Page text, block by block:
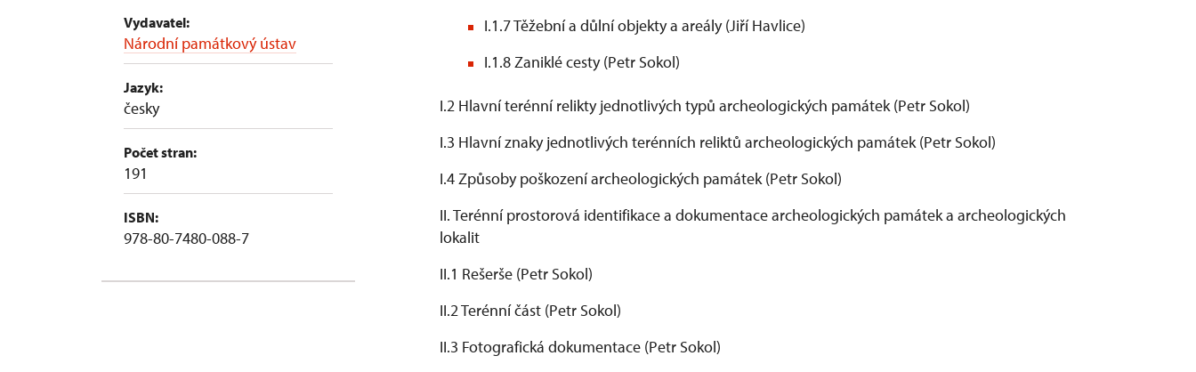
Vydavatel:
Národní památkový ústav
Jazyk:
česky
Počet stran:
191
ISBN:
978-80-7480-088-7
I.1.7 Těžební a důlní objekty a areály (Jiří Havlice)
I.1.8 Zaniklé cesty (Petr Sokol)
I.2 Hlavní terénní relikty jednotlivých typů archeologických památek (Petr Sokol)
I.3 Hlavní znaky jednotlivých terénních reliktů archeologických památek (Petr Sokol)
I.4 Způsoby poškození archeologických památek (Petr Sokol)
II. Terénní prostorová identifikace a dokumentace archeologických památek a archeologických
lokalit
II.1 Rešerše (Petr Sokol)
II.2 Terénní část (Petr Sokol)
II.3 Fotografická dokumentace (Petr Sokol)